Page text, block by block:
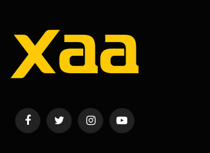
FacebookTwitter InstagramYouTube